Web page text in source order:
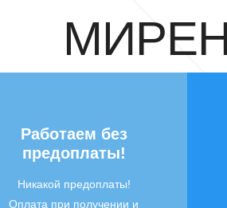
Работаем без
предоплаты!
Никакой предоплаты!
Оплата при получении и